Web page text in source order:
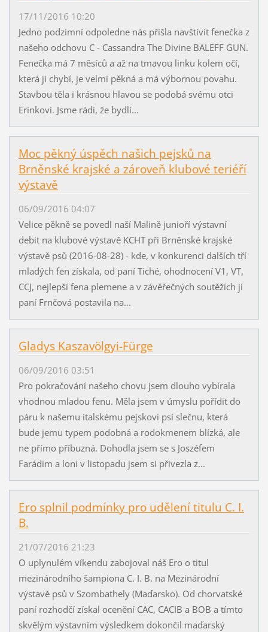
17/11/2016 10:20
Jedno podzimní odpoledne nás přišla navštívit fenečka z
našeho odchovu C - Cassandra The Divine BALEFF GUN.
Fenečka má 7 měsíců a až na tmavou linku kolem očí,
která ji chybí, je velmi pěkná a má výbornou povahu.
Stavbou těla i krásnou hlavou se podobá svému otci
Erinkovi. Jsme rádi, že bydlí...
Moc pěkný úspěch našich pejsků na
Brněnské krajské a zároveň klubové teriéří
výstavě
06/09/2016 04:07
Velice pěkně se povedl naší Malině junioří výstavní
debit na klubové výstavě KCHT při Brněnské krajské
výstavě psů (2016-08-28) - kde, v konkurenci dalších tří
mladých fen získala, od paní Tiché, ohodnocení V1, VT,
CCJ, nejlepší fena plemene a v závěřečných soutěžích jí
paní Frnčová postavila na...
Gladys Kaszavölgyi-Fürge
06/09/2016 03:51
Pro pokračování našeho chovu jsem dlouho vybírala
vhodnou mladou fenu. Měla jsem v úmyslu pořídit do
páru k našemu italskému pejskovi psí slečnu, která
bude jemu typem podobná a rodokmenem blízká, ale
ne přímo příbuzná. Dohodla jsem se s Joszéfem
Farádim a loni v listopadu jsem si přivezla z...
Ero splnil podmínky pro udělení titulu C. I.
B.
21/07/2016 21:23
O uplynulém víkendu zabojoval náš Ero o titul
mezinárodního šampiona C. I. B. na Mezinárodní
výstavě psů v Szombathely (Maďarsko). Od chorvatské
paní rozhodčí získal ocenění CAC, CACIB a BOB a tímto
skvělým výstavním výsledkem dokončil maďarský